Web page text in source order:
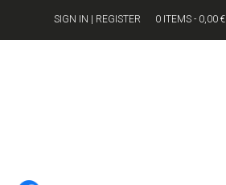
SIGN IN | REGISTER 0 ITEMS - 0,00 €